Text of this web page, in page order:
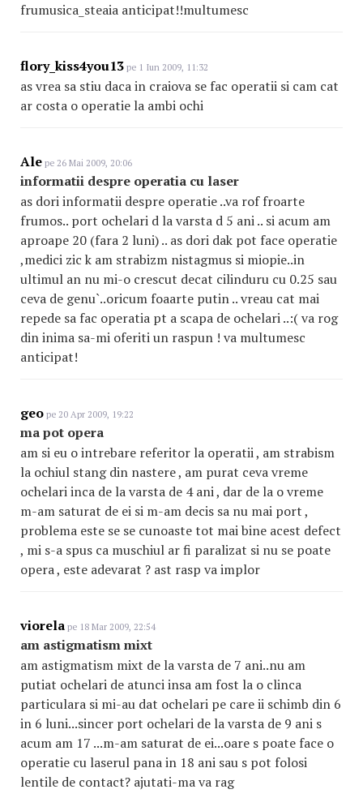
frumusica_steaia anticipat!!multumesc
flory_kiss4you13 pe 1 Iun 2009, 11:32
as vrea sa stiu daca in craiova se fac operatii si cam cat
ar costa o operatie la ambi ochi
Ale pe 26 Mai 2009, 20:06
informatii despre operatia cu laser
as dori informatii despre operatie ..va rof froarte
frumos.. port ochelari d la varsta d 5 ani .. si acum am
aproape 20 (fara 2 luni) .. as dori dak pot face operatie
,medici zic k am strabizm nistagmus si miopie..in
ultimul an nu mi-o crescut decat cilinduru cu 0.25 sau
ceva de genu`..oricum foaarte putin .. vreau cat mai
repede sa fac operatia pt a scapa de ochelari ..:( va rog
din inima sa-mi oferiti un raspun ! va multumesc
anticipat!
geo pe 20 Apr 2009, 19:22
ma pot opera
am si eu o intrebare referitor la operatii , am strabism
la ochiul stang din nastere , am purat ceva vreme
ochelari inca de la varsta de 4 ani , dar de la o vreme
m-am saturat de ei si m-am decis sa nu mai port ,
problema este se se cunoaste tot mai bine acest defect
, mi s-a spus ca muschiul ar fi paralizat si nu se poate
opera , este adevarat ? ast rasp va implor
viorela pe 18 Mar 2009, 22:54
am astigmatism mixt
am astigmatism mixt de la varsta de 7 ani..nu am
putiat ochelari de atunci insa am fost la o clinca
particulara si mi-au dat ochelari pe care ii schimb din 6
in 6 luni...sincer port ochelari de la varsta de 9 ani s
acum am 17 ...m-am saturat de ei...oare s poate face o
operatie cu laserul pana in 18 ani sau s pot folosi
lentile de contact? ajutati-ma va rag